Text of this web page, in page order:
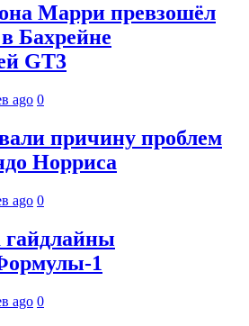
Марри превзошёл
Бахрейне
GT3
ago 0
причину проблем
Норриса
ago 0
1
ago 0